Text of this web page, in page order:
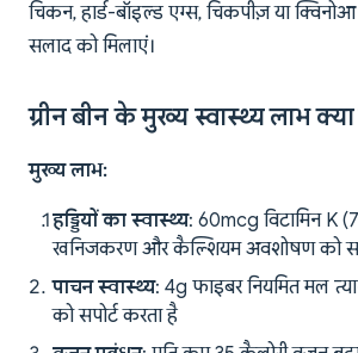
चिकन, हार्ड-बॉइल्ड एग्स, चिकपीज़ या
सलाद को मिलाएं।
ग्रीन बीन के मुख्य स्वास्थ्य लाभ
मुख्य लाभ:
हड्डियों का स्वास्थ्य: 60mcg विटामिन K
खनिजकरण और कैल्शियम अवशोषण को
पाचन स्वास्थ्य: 4g फाइबर नियमित मल
को सपोर्ट करता है